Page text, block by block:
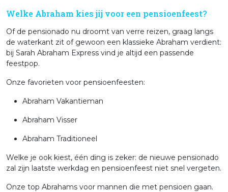
Welke Abraham kies jij voor een pensioenfeest?
Of de pensionado nu droomt van verre reizen, graag langs
de waterkant zit of gewoon een klassieke Abraham verdient:
bij Sarah Abraham Express vind je altijd een passende
feestpop.
Onze favorieten voor pensioenfeesten:
Abraham Vakantieman
Abraham Visser
Abraham Traditioneel
Welke je ook kiest, één ding is zeker: de nieuwe pensionado
zal zijn laatste werkdag en pensioenfeest niet snel vergeten.
Onze top Abrahams voor mannen die met pensioen gaan.